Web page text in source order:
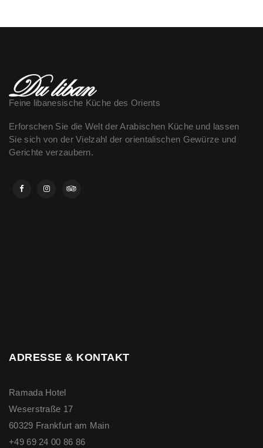
Feine libanesische Küche des Orients
Erforschen Sie die Welt der Arabischen Küche und lassen
Sie sich von der Vielzahl der orientalischen Gewürze und
Gerichte verzaubern.
ADRESSE & KONTAKT
Ramada Hotel
Weserstraße 17
60329 Frankfurt am Main
+49 69 24 00 86 86